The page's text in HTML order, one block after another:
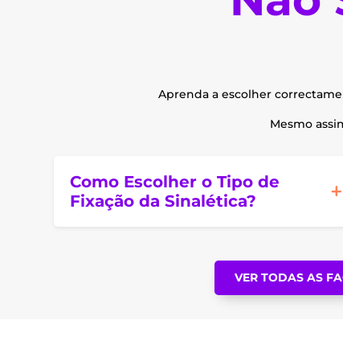
Aprenda a escolher
Mesmo
Como Escolher o Tipo de
Fixação da Sinalética?
VER TODAS AS